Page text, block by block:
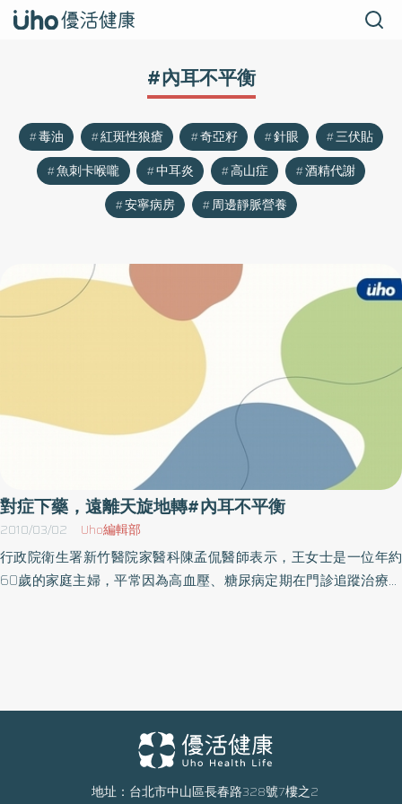
#內耳不平衡
毒油 紅斑性狼瘡 奇亞籽 針眼
三伏貼
魚刺卡喉嚨
中耳炎 高山症
酒精代謝
安寧病房
周邊靜脈營養
對症下藥，遠離天旋地轉#內耳不平衡
2010/03/02 Uho編輯部
行政院衛生署新竹醫院家醫科陳孟侃醫師表示，王女士是一位年約
60歲的家庭主婦，平常因為高血壓、糖尿病定期在門診追蹤治療，
是一種天旋地轉的感覺，引起暈眩的原因很多，常見的有中樞神經
系統引起的，也有周邊引起的。由中樞神經系統引起的，例如：腦
幹的疾病或中風或是小腦的疾病；但大部分暈眩來自於周邊的內耳
地址：台北市中山區長春路328號7樓之2